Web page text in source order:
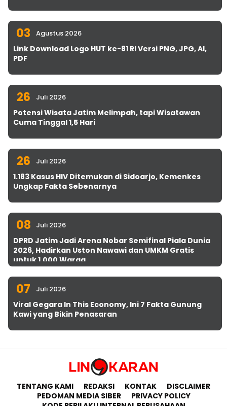
03 Agustus 2026
Link Download Logo HUT ke-81 RI Versi PNG, JPG, AI,
PDF
26 Juli 2026
Potensi Wisata Jatim Melimpah, tapi Wisatawan
Cuma Tinggal 1,5 Hari
26 Juli 2026
1.183 Kasus HIV Ditemukan di Sidoarjo, Kemenkes
Ungkap Fakta Sebenarnya
08 Juli 2026
DPRD Jatim Jadi Arena Nobar Semifinal Piala Dunia
2026, Hadirkan Uston Nawawi dan UMKM Gratis
untuk 1.000 Warga
07 Juli 2026
Viral Gegara In This Economy, Ini 7 Fakta Gunung
Kawi yang Bikin Penasaran
TENTANG KAMI REDAKSI KONTAK
DISCLAIMER
PEDOMAN MEDIA SIBER
PRIVACY POLICY